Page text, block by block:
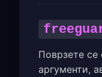
Поврзете се
аргументи,